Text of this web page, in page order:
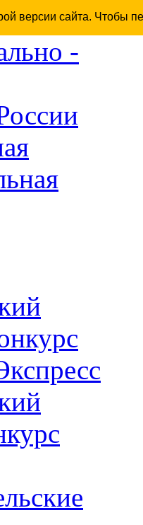
версии сайта. Чтобы
-